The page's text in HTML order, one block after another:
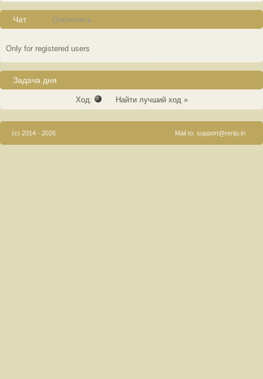
Чат Отключить
Only for registered users
Задача дня
Ход: Найти лучший ход »
(c) 2014 - 2026 Mail to: support@renju.in